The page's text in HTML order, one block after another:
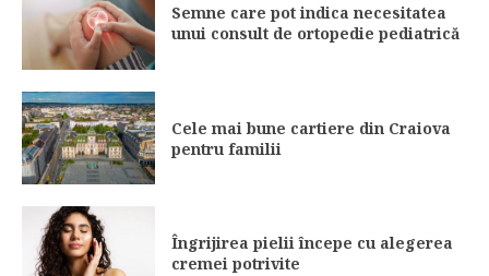
Semne care pot indica necesitatea
unui consult de ortopedie pediatrică
Cele mai bune cartiere din Craiova
pentru familii
Îngrijirea pielii începe cu alegerea
cremei potrivite